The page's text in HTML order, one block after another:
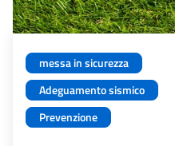
messa in sicurezza
Adeguamento sismico
Prevenzione